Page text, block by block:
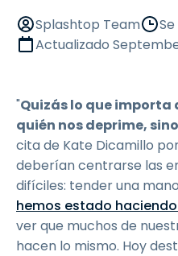
Splashtop Team
Actualizado
"Quizás lo que importa
quién nos deprime,
cita de Kate Dicamillo
deberían centrarse las
difíciles: tender una
hemos estado
ver que muchos de
hacen lo mismo. Hoy